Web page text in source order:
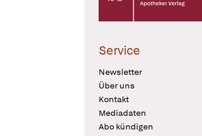
Service
Newsletter
Über uns
Kontakt
Mediadaten
Abo kündigen